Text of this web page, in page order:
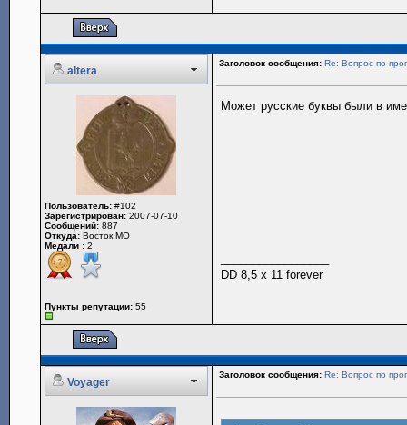
altera
Заголовок сообщения: Re: Вопрос по
Пользователь: #102
Зарегистрирован: 2007-07-10
Сообщений: 887
Откуда: Восток МО
Медали : 2
Пункты репутации: 55
Может русские буквы были в
DD 8,5 x 11 forever
Voyager
Заголовок сообщения: Re: Вопрос по